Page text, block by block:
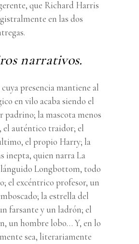
que Richard Harris
en las dos
narrativos.
presencia mantiene al
en vilo acaba siendo el
padrino; la mascota menos
el auténtico traidor; el
el propio Harry; la
inepta, quien narra La
Longbottom, todo
el excéntrico profesor, un
la estrella del
farsante y un ladrón; el
un hombre lobo… Y, en lo
sea, literariamente